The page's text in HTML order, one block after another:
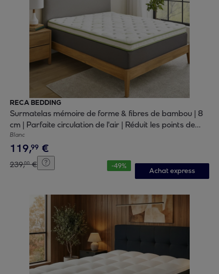
RECA BEDDING
Surmatelas mémoire de forme & fibres de bambou | 8
cm | Parfaite circulation de l'air | Réduit les points de
pression
Blanc
119,99 €
239,00 € -49%
Achat express